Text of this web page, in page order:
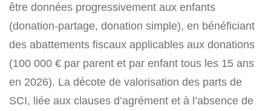
être données progressivement aux enfants
(donation-partage, donation simple), en bénéficiant
des abattements fiscaux applicables aux donations
(100 000 € par parent et par enfant tous les 15 ans
en 2026). La décote de valorisation des parts de
SCI, liée aux clauses d’agrément et à l’absence de